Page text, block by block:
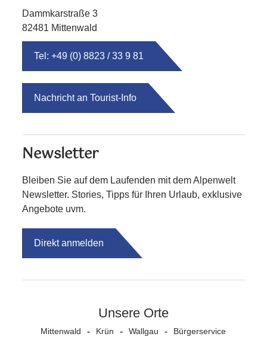
Dammkarstraße 3
82481 Mittenwald
Tel: +49 (0) 8823 / 33 9 81
Nachricht an Tourist-Info
Newsletter
Bleiben Sie auf dem Laufenden mit dem Alpenwelt
Newsletter. Stories, Tipps für Ihren Urlaub, exklusive
Angebote uvm.
Direkt anmelden
Unsere Orte
Mittenwald Krün Wallgau Bürgerservice